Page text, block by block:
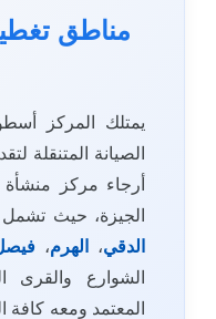
مناطق
يمتلك المركز
الصيانة المتنقلة
أرجاء مركز منشأة
الجيزة، حيث تشمل
الدقي، الهرم،
الشوارع
المعتمد ومعه كافة